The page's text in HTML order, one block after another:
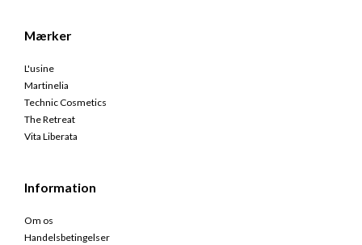
Mærker
L'usine
Martinelia
Technic Cosmetics
The Retreat
Vita Liberata
Information
Om os
Handelsbetingelser